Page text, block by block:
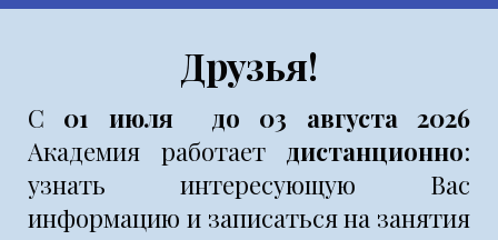
Друзья!
С 01 июля до 03 августа 2026
Академия работает дистанционно:
узнать интересующую Вас
информацию и записаться на занятия